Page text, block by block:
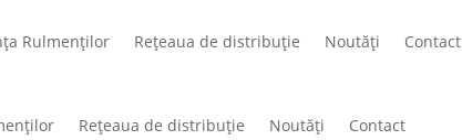
Rulmenților Rețeaua de distribuție Noutăți Contact
Rețeaua de distribuție Noutăți Contact